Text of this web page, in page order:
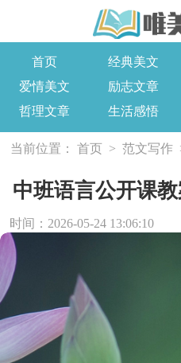
首页 经典美文
爱情美文
励志文章
哲理文章
生活感悟
当前位置： 首页 > 范文写作
中班语言公开课教
时间：2026-05-24 13:06:10